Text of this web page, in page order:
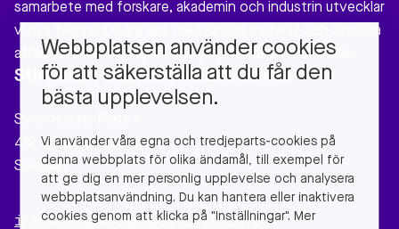
samarbete med forskare, akademin och industrin utvecklar
vi nya tekniska lösningar, miljövänliga material och cirkulära
affärsmodeller som gör verklig nytta för vårt samhälle.
Stiftelsen Chalmers Industriteknik
Sven Hultins Plats 1
412 58 Gothenburg
Sweden
info@chalmersindustriteknik.se
Webbplatsen använder cookies
för att säkerställa att du får den
bästa upplevelsen.
Vi använder våra egna och tredjeparts-cookies på
denna webbplats för olika ändamål, till exempel för
att ge dig en mer personlig upplevelse och analysera
webbplatsanvändning. Du kan hantera eller inaktivera
cookies genom att klicka på "Inställningar". Mer